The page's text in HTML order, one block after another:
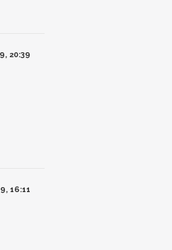
20:39
16:11